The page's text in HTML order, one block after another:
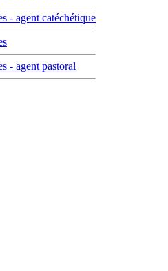
- agent catéchétique
- agent pastoral